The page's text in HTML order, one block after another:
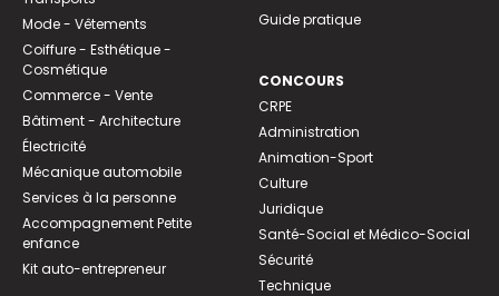
Mode - Vêtements
Coiffure - Esthétique -
Cosmétique
Commerce - Vente
Bâtiment - Architecture
Électricité
Mécanique automobile
Services à la personne
Accompagnement Petite
enfance
Kit auto-entrepreneur
Guide pratique
CONCOURS
CRPE
Administration
Animation-Sport
Culture
Juridique
Santé-Social et Médico-Social
Sécurité
Technique